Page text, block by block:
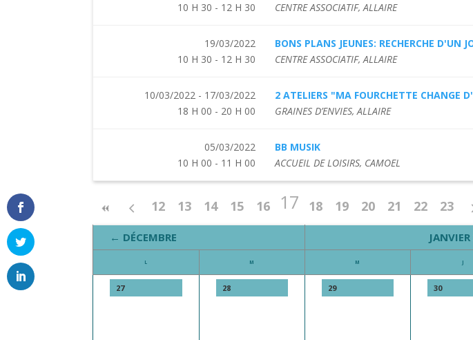
10 H 30 - 12 H 30
CENTRE ASSOCIATIF, ALLAIRE
19/03/2022
10 H 30 - 12 H 30
BONS PLANS JEUNES: RECHERCHE
CENTRE ASSOCIATIF, ALLAIRE
10/03/2022 - 17/03/2022
18 H 00 - 20 H 00
2 ATELIERS "MA FOURCHETTE CHANGE
GRAINES D’ENVIES, ALLAIRE
05/03/2022
10 H 00 - 11 H 00
BB MUSIK
ACCUEIL DE LOISIRS, CAMOEL
12 13 14 15 16 17 18 19 20 21 22 23
← DÉCEMBRE
L M M J
27 28 29 30